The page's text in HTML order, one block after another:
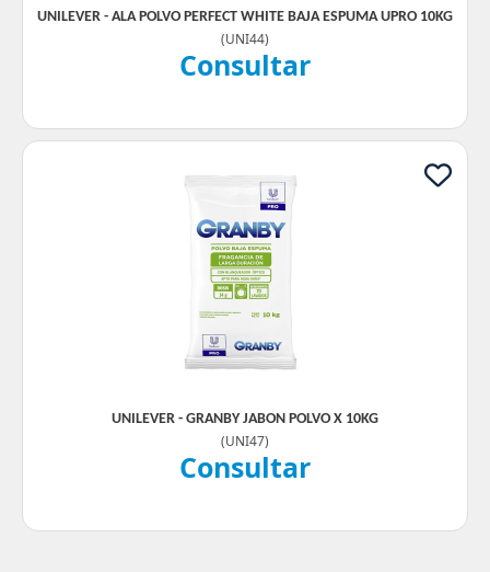
UNILEVER - ALA POLVO PERFECT WHITE BAJA ESPUMA UPRO 10KG
(UNI44)
Consultar
UNILEVER - GRANBY JABON POLVO X 10KG
(UNI47)
Consultar